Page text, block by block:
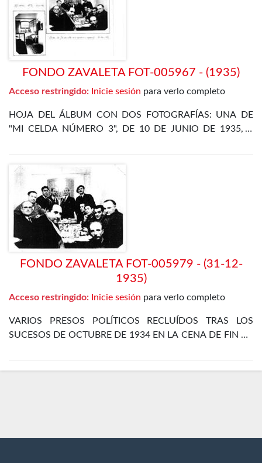
FONDO ZAVALETA FOT-005967 - (1935)
Acceso restringido: Inicie sesión para verlo completo
HOJA DEL ÁLBUM CON DOS FOTOGRAFÍAS: UNA DE
"MI CELDA NÚMERO 3", DE 10 DE JUNIO DE 1935, Y
DEPARTAMENTO ESPECIAL, DE 31 DE DICIEMBRE DE
1935
FONDO ZAVALETA FOT-005979 - (31-12-
1935)
Acceso restringido: Inicie sesión para verlo completo
VARIOS PRESOS POLÍTICOS RECLUÍDOS TRAS LOS
SUCESOS DE OCTUBRE DE 1934 EN LA CENA DE FIN DE
DE MADRID